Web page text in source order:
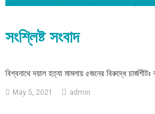
সংশ্লিষ্ট সংবাদ
বিশ্বনাথে দয়াল হত্যা মামলায় ৫জনের বিরুদ্ধে চার্জশীটঃ
May 5, 2021 admin